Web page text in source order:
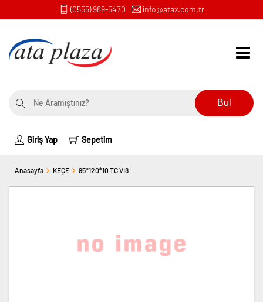
(0555) 989-5470 info@atax.com.tr
Bul
Giriş Yap Sepetim
Anasayfa KEÇE 95*120*10 TC VI8